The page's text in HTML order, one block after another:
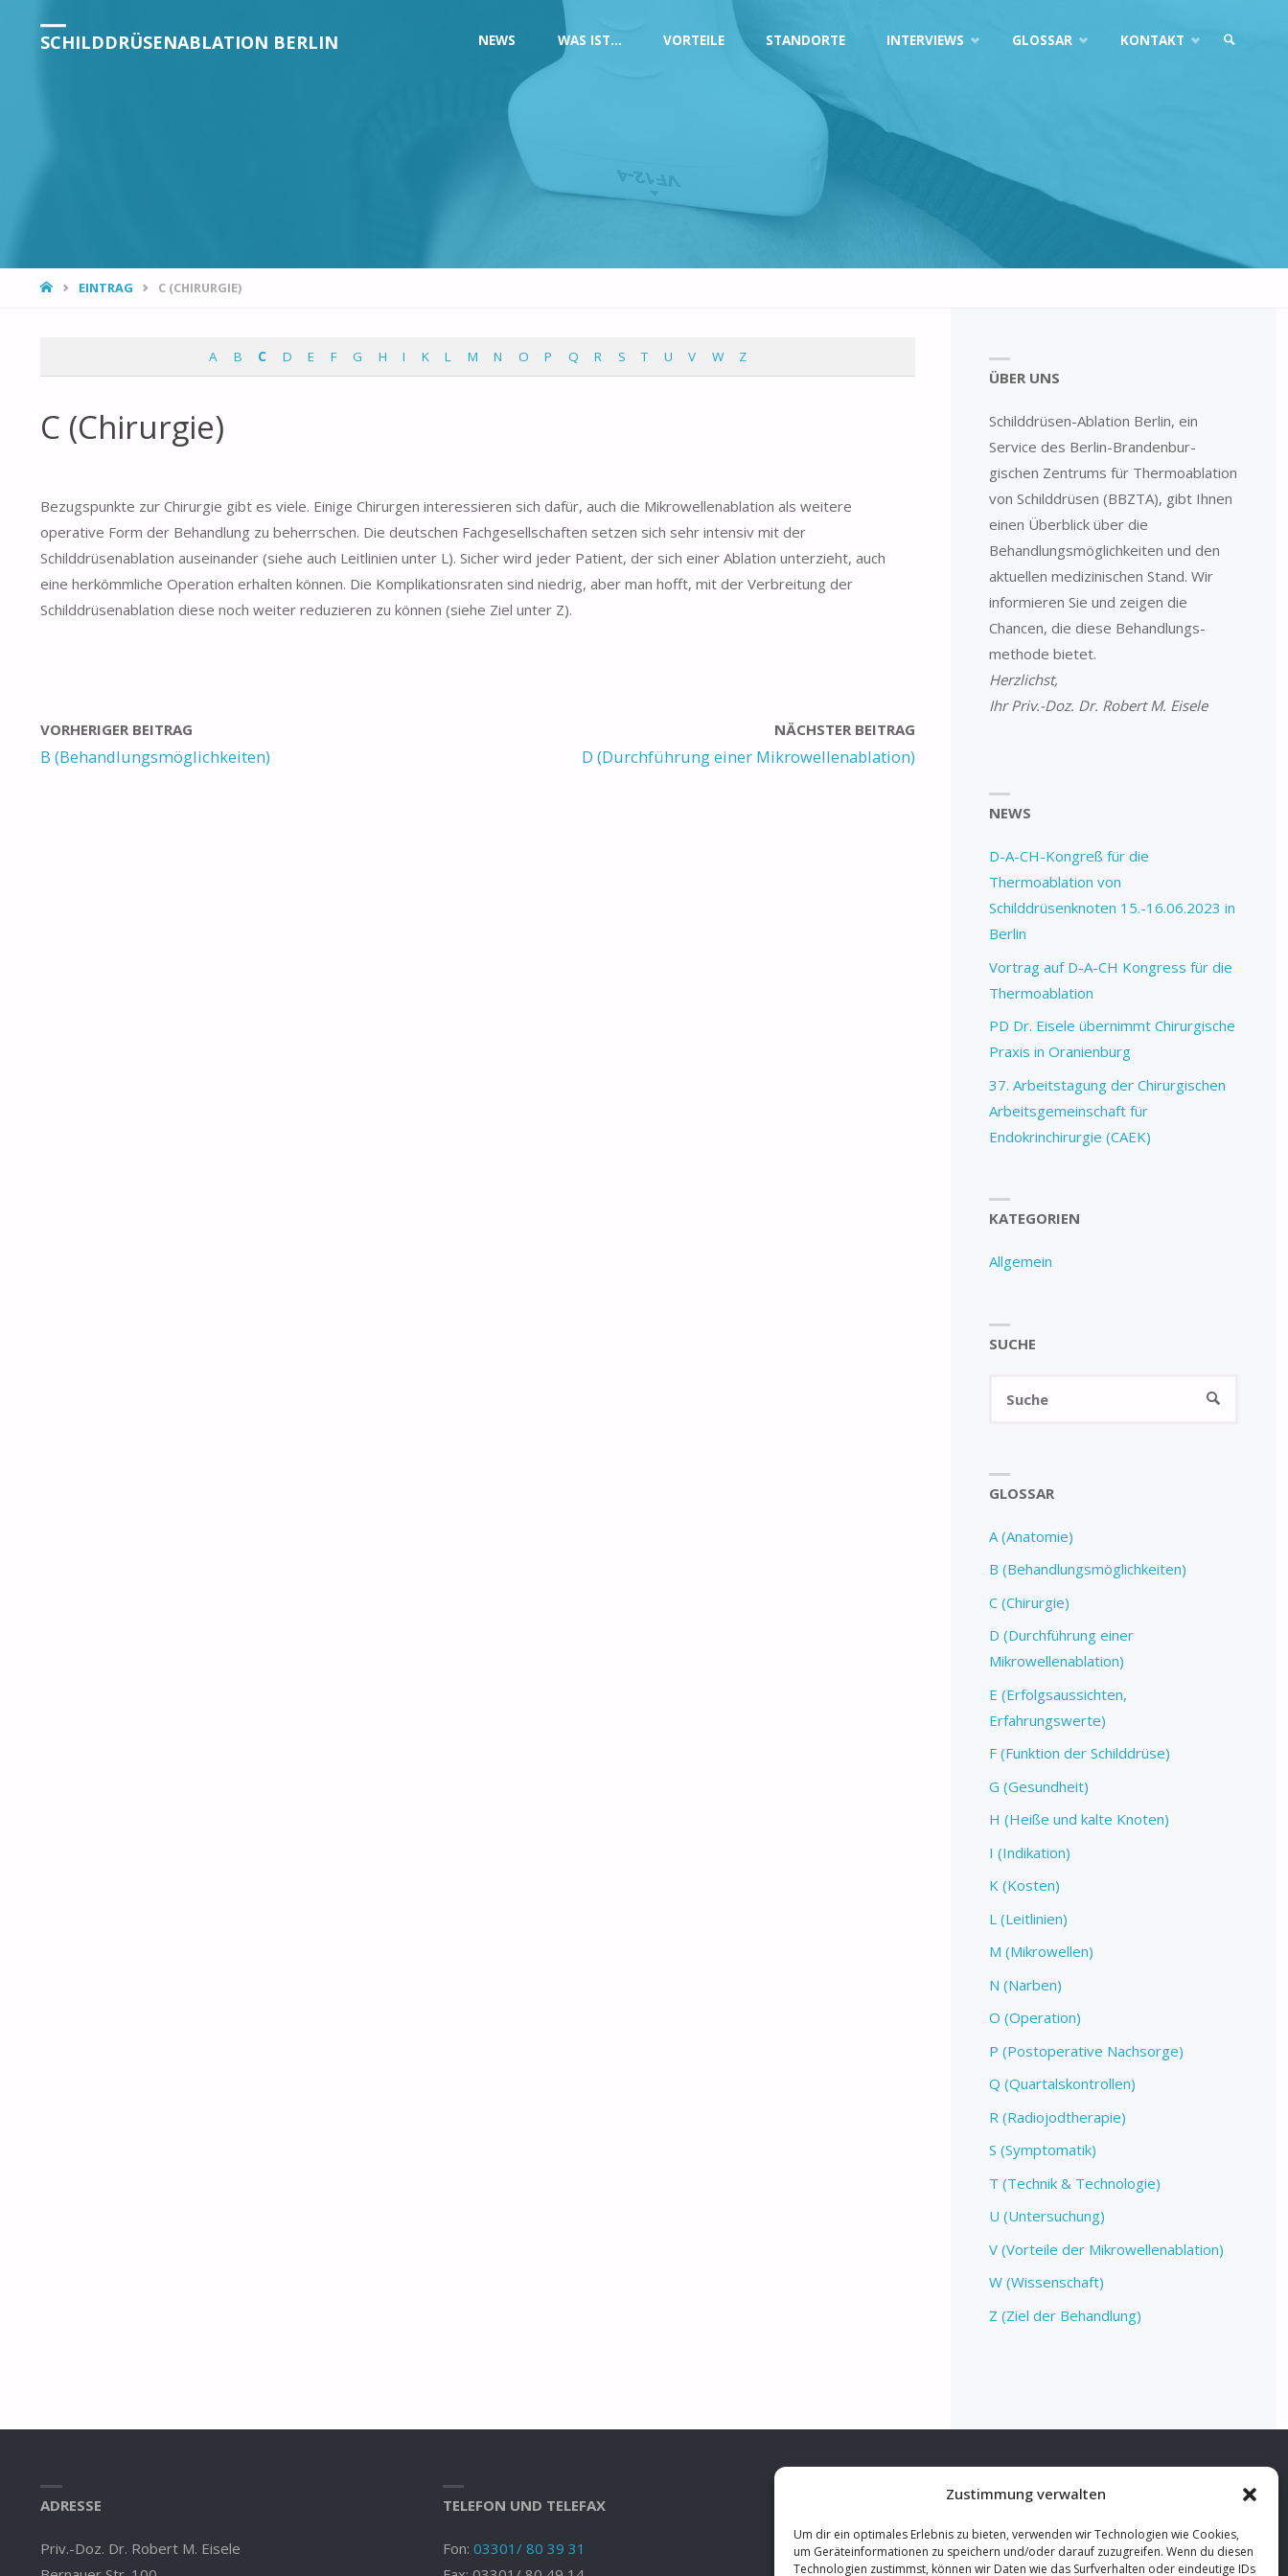
Zustimmung verwalten
Um dir ein optimales Erlebnis zu bieten, verwenden wir Technologien wie Cookies,
um Geräteinformationen zu speichern und/oder darauf zuzugreifen. Wenn du diesen
Technologien zustimmst, können wir Daten wie das Surfverhalten oder eindeutige IDs
SCHILDDRÜSENABLATION BERLIN NEWS WAS IST… VORTEILE STANDORTE INTERVIEWS GLOSSAR KONTAKT
EINTRAG C (CHIRURGIE)
A B C D E F G H I K L M N O P Q R S T U V W Z
C (Chirurgie)
Bezugspunkte zur Chirurgie gibt es viele. Einige Chirurgen interessieren sich dafür, auch die Mikrowellenablation als weitere
operative Form der Behandlung zu beherrschen. Die deutschen Fachgesellschaften setzen sich sehr intensiv mit der
Schilddrüsenablation auseinander (siehe auch Leitlinien unter L). Sicher wird jeder Patient, der sich einer Ablation unterzieht, auch
eine herkömmliche Operation erhalten können. Die Komplikationsraten sind niedrig, aber man hofft, mit der Verbreitung der
Schilddrüsenablation diese noch weiter reduzieren zu können (siehe Ziel unter Z).
VORHERIGER BEITRAG
B (Behandlungsmöglichkeiten)
NÄCHSTER BEITRAG
D (Durchführung einer Mikrowellenablation)
ÜBER UNS
Schilddrüsen-Ablation Berlin, ein
Service des Berlin-Branden­­bur­
gischen Zentrums für Thermo­ablation
von Schilddrüsen (BBZTA), gibt Ihnen
einen Überblick über die
Behandlungsmöglichkeiten und den
aktuellen medizinischen Stand. Wir
informieren Sie und zeigen die
Chancen, die diese Behandlungs­
methode bietet.
Herzlichst,
Ihr Priv.-Doz. Dr. Robert M. Eisele
NEWS
D-A-CH-Kongreß für die
Thermoablation von
Schilddrüsenknoten 15.-16.06.2023 in
Berlin
Vortrag auf D-A-CH Kongress für die
Thermoablation
PD Dr. Eisele übernimmt Chirurgische
Praxis in Oranienburg
37. Arbeitstagung der Chirurgischen
Arbeitsgemeinschaft für
Endokrinchirurgie (CAEK)
KATEGORIEN
Allgemein
SUCHE
GLOSSAR
A (Anatomie)
B (Behandlungsmöglichkeiten)
C (Chirurgie)
D (Durchführung einer
Mikrowellenablation)
E (Erfolgsaussichten,
Erfahrungswerte)
F (Funktion der Schilddrüse)
G (Gesundheit)
H (Heiße und kalte Knoten)
I (Indikation)
K (Kosten)
L (Leitlinien)
M (Mikrowellen)
N (Narben)
O (Operation)
P (Postoperative Nachsorge)
Q (Quartalskontrollen)
R (Radiojodtherapie)
S (Symptomatik)
T (Technik & Technologie)
U (Untersuchung)
V (Vorteile der Mikrowellenablation)
W (Wissenschaft)
Z (Ziel der Behandlung)
ADRESSE
Priv.-Doz. Dr. Robert M. Eisele
TELEFON UND TELEFAX
Fon: 03301/ 80 39 31
Senden Sie uns hier eine E-Mail:Mail senden